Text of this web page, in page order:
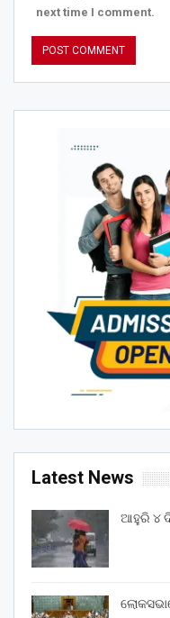
next time I comment.
Latest News
ଆହୁରି ୪